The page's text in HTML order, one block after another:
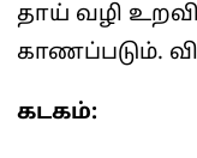
தாய் வழி
காணப்படும்.
கடகம்: